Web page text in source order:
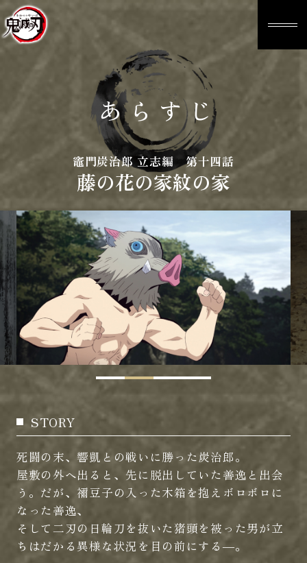
あらすじ
竈門炭治郎 立志編 第十四話
藤の花の家紋の家
STORY
死闘の末、響凱との戦いに勝った炭治郎。
屋敷の外へ出ると、先に脱出していた善逸と出会
う。だが、禰豆子の入った木箱を抱えボロボロに
なった善逸、
そして二刃の日輪刀を抜いた猪頭を被った男が立
ちはだかる異様な状況を目の前にする―。